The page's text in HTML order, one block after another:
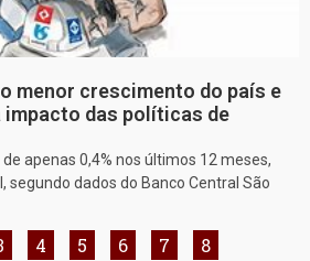
menor crescimento do país e
impacto das políticas de
apenas 0,4% nos últimos 12 meses,
segundo dados do Banco Central São
4 5 6 7 8